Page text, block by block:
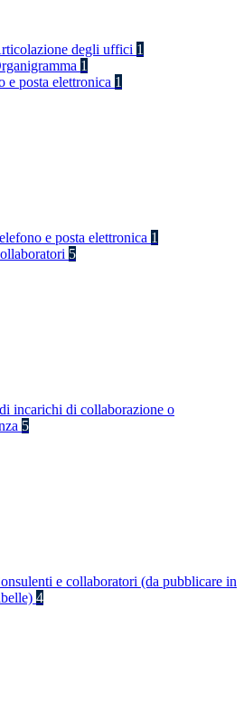
degli uffici 1
1
e posta elettronica 1
e posta elettronica 1
5
incarichi di collaborazione o
5
e collaboratori (da pubblicare in
4